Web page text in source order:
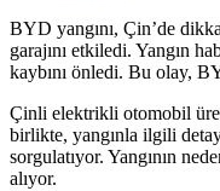
BYD yangını, Çin’de
garajını etkiledi. Yangın
kaybını önledi. Bu olay,
Çinli elektrikli otomobil
birlikte, yangınla ilgili
sorgulatıyor. Yangının
alıyor.